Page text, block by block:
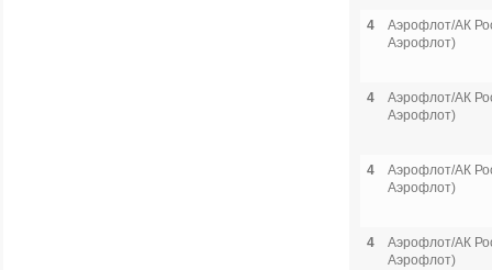
4
Аэрофлот/АК
Аэрофлот)
4
Аэрофлот/АК
Аэрофлот)
4
Аэрофлот/АК
Аэрофлот)
4
Аэрофлот/АК
Аэрофлот)